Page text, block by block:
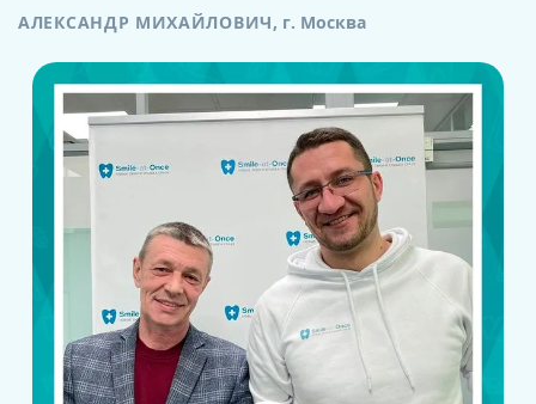
АЛЕКСАНДР МИХАЙЛОВИЧ, г. Москва